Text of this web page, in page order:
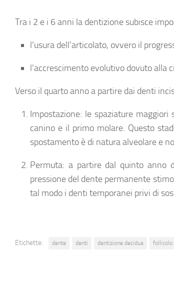
Tra i 2 e i 6 anni la dentizione subisce
l’usura dell’articolato, ovvero il
l’accrescimento evolutivo dovuto alla
Verso il quarto anno a partire dai denti
Impostazione: le spaziature maggiori
canino e il primo molare. Questo
spostamento è di natura alveolare e
Permuta: a partire dal quinto anno
pressione del dente permanente
tal modo i denti temporanei privi di
Etichette: dente denti dentizione decidua follicolo